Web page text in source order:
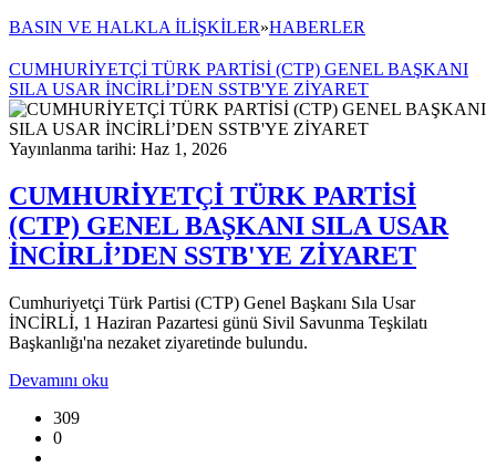
BASIN VE HALKLA İLİŞKİLER»HABERLER
CUMHURİYETÇİ TÜRK PARTİSİ (CTP) GENEL BAŞKANI
SILA USAR İNCİRLİ’DEN SSTB'YE ZİYARET
Yayınlanma tarihi: Haz 1, 2026
CUMHURİYETÇİ TÜRK PARTİSİ
(CTP) GENEL BAŞKANI SILA USAR
İNCİRLİ’DEN SSTB'YE ZİYARET
Cumhuriyetçi Türk Partisi (CTP) Genel Başkanı Sıla Usar
İNCİRLİ, 1 Haziran Pazartesi günü Sivil Savunma Teşkilatı
Başkanlığı'na nezaket ziyaretinde bulundu.
Devamını oku
309
0